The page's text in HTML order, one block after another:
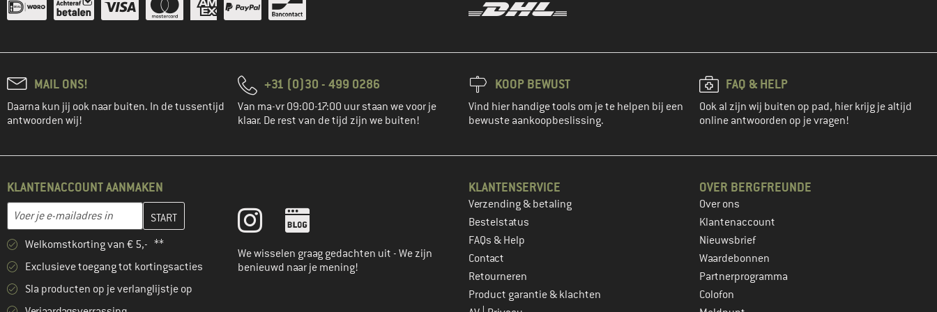
MAIL ONS!
Daarna kun jij ook naar buiten. In de tussentijd
antwoorden wij!
+31 (0)30 - 499 0286
Van ma-vr 09:00-17:00 uur staan we voor je
klaar. De rest van de tijd zijn we buiten!
KOOP BEWUST
Vind hier handige tools om je te helpen bij een
bewuste aankoopbeslissing.
FAQ & HELP
Ook al zijn wij buiten op pad, hier krijg je altijd
online antwoorden op je vragen!
KLANTENACCOUNT AANMAKEN
E-mailadres
Vul je e-mailadres hier in en maak in de volgende stap je klantenaccount aan
Welkomstkorting van € 5,- **
Exclusieve toegang tot kortingsacties
Sla producten op je verlanglijstje op
We wisselen graag gedachten uit - We zijn
benieuwd naar je mening!
KLANTENSERVICE
Verzending & betaling
Bestelstatus
FAQs & Help
Contact
Retourneren
Product garantie & klachten
OVER BERGFREUNDE
Over ons
Klantenaccount
Nieuwsbrief
Waardebonnen
Partnerprogramma
Colofon